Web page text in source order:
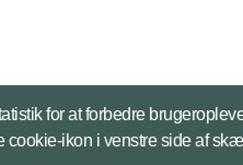
for at forbedre
cookie-ikon i venstre side af